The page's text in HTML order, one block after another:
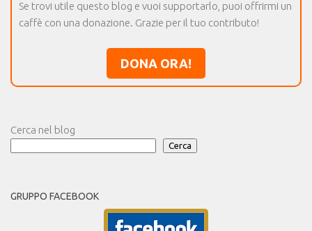
Se trovi utile questo blog e vuoi supportarlo, puoi offrirmi un
caffè con una donazione. Grazie per il tuo contributo!
DONA ORA!
Cerca nel blog
Cerca
GRUPPO FACEBOOK